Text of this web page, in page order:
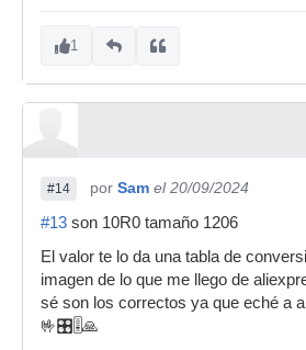
1
#14 por Sam el 20/09/2024
#13 son 10R0 tamaño 1206
El valor te lo da una tabla de
imagen de lo que me llego de
sé son los correctos ya que eché a
🤟🎛️🎚️🙏